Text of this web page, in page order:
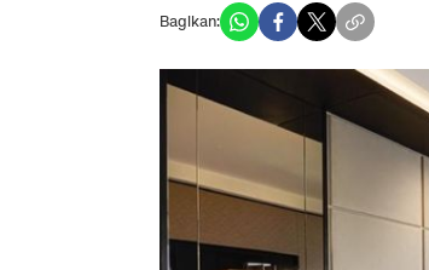
Bagikan: